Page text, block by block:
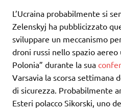
L’Ucraina probabilmente si
Zelenskyj ha pubblicizzato
sviluppare un meccanismo
droni russi nello spazio
Polonia” durante la sua
Varsavia la scorsa settimana
di sicurezza. Probabilmente
Esteri polacco Sikorski, uno